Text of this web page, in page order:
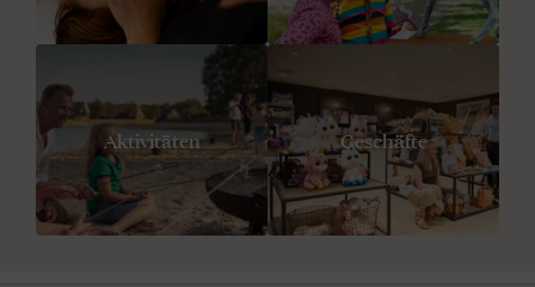
Aktivitäten Geschäfte